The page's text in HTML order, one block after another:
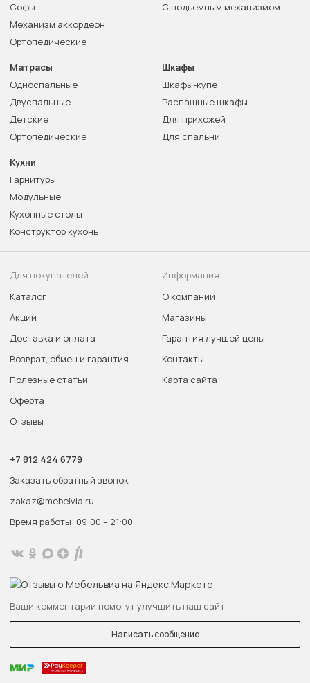
Софы
Механизм аккордеон
Ортопедические
С подъемным механизмом
Матрасы
Односпальные
Двуспальные
Детские
Ортопедические
Шкафы
Шкафы-купе
Распашные шкафы
Для прихожей
Для спальни
Кухни
Гарнитуры
Модульные
Кухонные столы
Конструктор кухонь
Для покупателей
Каталог
Акции
Доставка и оплата
Возврат, обмен и гарантия
Полезные статьи
Оферта
Отзывы
Информация
О компании
Магазины
Гарантия лучшей цены
Контакты
Карта сайта
+7 812 424 6779
Заказать обратный звонок
zakaz@mebelvia.ru
Время работы: 09:00 – 21:00
Ваши комментарии помогут улучшить наш сайт
Написать сообщение